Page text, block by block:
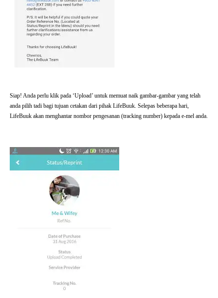
Siap! Anda perlu klik pada ‘Upload’ untuk memuat naik gambar-gambar yang telah
anda pilih tadi bagi tujuan cetakan dari pihak LifeBuuk. Selepas beberapa hari,
LifeBuuk akan menghantar nombor pengesanan (tracking number) kepada e-mel anda.